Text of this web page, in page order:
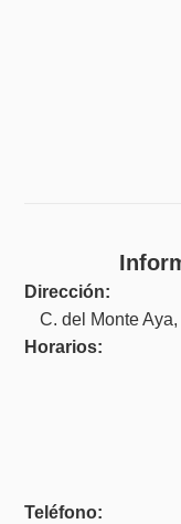
Dirección:
C. del Monte
Horarios:
Teléfono: